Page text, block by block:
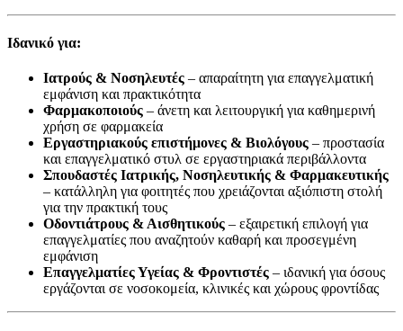
Ιδανικό για:
Ιατρούς & Νοσηλευτές – απαραίτητη για επαγγελματική
εμφάνιση και πρακτικότητα
Φαρμακοποιούς – άνετη και λειτουργική για καθημερινή
χρήση σε φαρμακεία
Εργαστηριακούς επιστήμονες & Βιολόγους – προστασία
και επαγγελματικό στυλ σε εργαστηριακά περιβάλλοντα
Σπουδαστές Ιατρικής, Νοσηλευτικής & Φαρμακευτικής
– κατάλληλη για φοιτητές που χρειάζονται αξιόπιστη στολή
για την πρακτική τους
Οδοντιάτρους & Αισθητικούς – εξαιρετική επιλογή για
επαγγελματίες που αναζητούν καθαρή και προσεγμένη
εμφάνιση
Επαγγελματίες Υγείας & Φροντιστές – ιδανική για όσους
εργάζονται σε νοσοκομεία, κλινικές και χώρους φροντίδας